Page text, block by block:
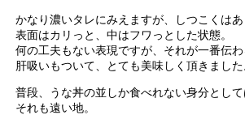
かなり濃いタレにみえますが、しつこくはあ
表面はカリっと、中はフワっとした状態。
何の工夫もない表現ですが、それが一番伝わ
肝吸いもついて、とても美味しく頂きました
普段、うな丼の並しか食べれない身分として
それも遠い地。